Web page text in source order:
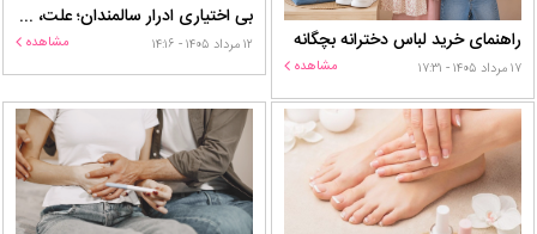
راهنمای خرید لباس دخترانه بچگانه
۱۷ مرداد ۱۴۰۵ - ۱۷:۳۱ مشاهده
بی اختیاری ادرار سالمندان؛ علت، درمان و روش‌های کنترل در منزل
۱۲ مرداد ۱۴۰۵ - ۱۴:۱۶ مشاهده